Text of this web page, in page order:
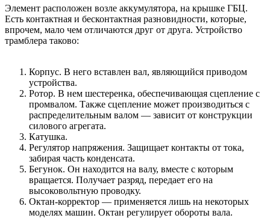
Элемент расположен возле аккумулятора, на крышке ГБЦ.
Есть контактная и бесконтактная разновидности, которые,
впрочем, мало чем отличаются друг от друга. Устройство
трамблера таково:
Корпус. В него вставлен вал, являющийся приводом
устройства.
Ротор. В нем шестеренка, обеспечивающая сцепление с
промвалом. Также сцепление может производиться с
распределительным валом — зависит от конструкции
силового агрегата.
Катушка.
Регулятор напряжения. Защищает контакты от тока,
забирая часть конденсата.
Бегунок. Он находится на валу, вместе с которым
вращается. Получает разряд, передает его на
высоковольтную проводку.
Октан-корректор — применяется лишь на некоторых
моделях машин. Октан регулирует обороты вала.